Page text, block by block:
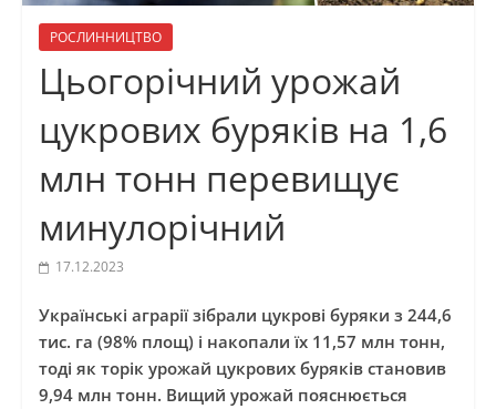
РОСЛИННИЦТВО
Цьогорічний урожай
цукрових буряків на 1,6
млн тонн перевищує
минулорічний
17.12.2023
Українські аграрії зібрали цукрові буряки з 244,6
тис. га (98% площ) і накопали їх 11,57 млн тонн,
тоді як торік урожай цукрових буряків становив
9,94 млн тонн. Вищий урожай пояснюється